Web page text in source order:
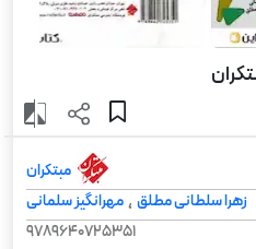
مبتکران
زهرا سلطانی مطلق ،مهرانگیز سلمانی
9789640725351